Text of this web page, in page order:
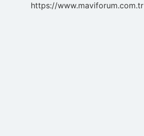
https://www.maviforum.com.tr